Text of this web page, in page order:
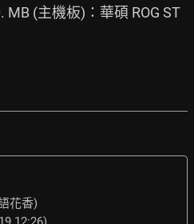
MB (主機板)：華碩 ROG ST
花香)